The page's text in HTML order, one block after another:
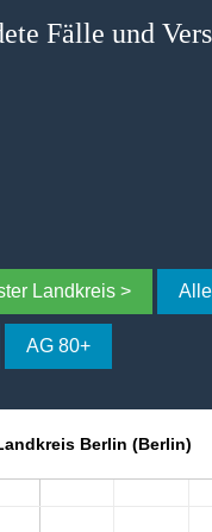
Fälle und
Landkreis >
AG 80+
Berlin (Berlin)